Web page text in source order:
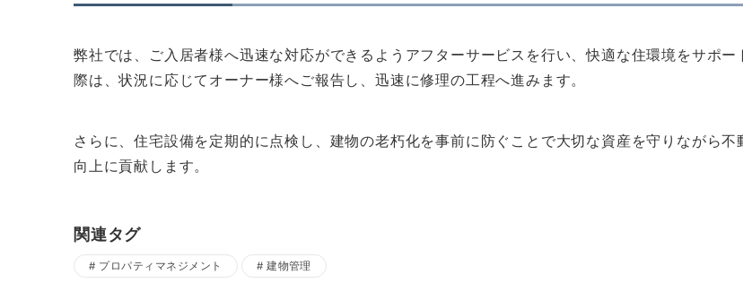
弊社では、ご入居者様へ迅速な対応ができるようアフターサービスを行い、快適な住環境をサポ
際は、状況に応じてオーナー様へご報告し、迅速に修理の工程へ進みます。
さらに、住宅設備を定期的に点検し、建物の老朽化を事前に防ぐことで大切な資産を守りながら
向上に貢献します。
関連タグ
プロパティマネジメント 建物管理